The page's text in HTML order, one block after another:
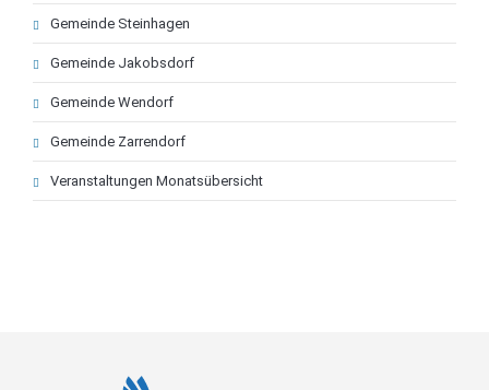
Gemeinde Steinhagen
Gemeinde Jakobsdorf
Gemeinde Wendorf
Gemeinde Zarrendorf
Veranstaltungen Monatsübersicht